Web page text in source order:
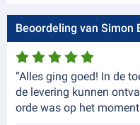
Beoordeling van Simon
“Alles ging goed! In de
de levering kunnen
orde was op het